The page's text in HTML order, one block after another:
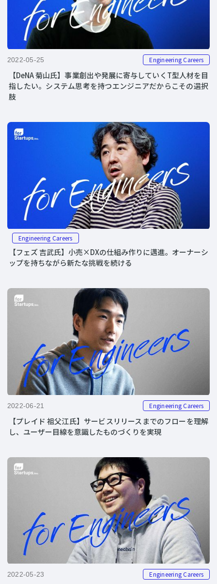
2022-05-25 Engineering Careers
【DeNA 菊山氏】事業創出や発展に寄与していくT型人材を目
指したい。システム思考を持つエンジニアだからこその選択
肢
Engineering Careers
【フェズ 吉武氏】小売×DXの仕組み作りに邁進。オーナーシ
ップを持ちながら新たな挑戦を続ける
2022-06-21 Engineering Careers
【プレイド 祖父江氏】サービスリリースまでのフローを理解
し、ユーザー目線を意識したものづくりを実現
2022-05-23 Engineering Careers